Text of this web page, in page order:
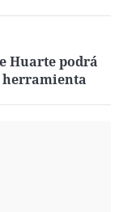
Huarte podrá
herramienta